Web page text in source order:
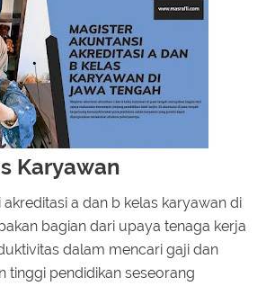
Karyawan
a dan b kelas karyawan di
bagian dari upaya tenaga kerja
dalam mencari gaji dan
tinggi pendidikan seseorang